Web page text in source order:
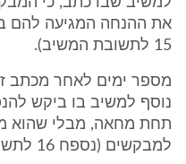
את ההנחה המגיעה להם
15 לתשובת המשיב).
מספר ימים לאחר מכתב
נוסף למשיב בו ביקש
תחת מחאה, מבלי שהוא
למבקשים (נספח 16 לתשובת המשיב).